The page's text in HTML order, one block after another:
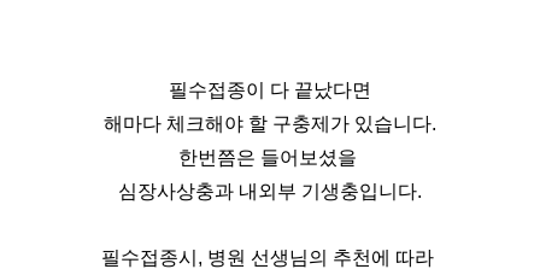
필수접종이 다 끝났다면
해마다 체크해야 할 구충제가 있습니다.
한번쯤은 들어보셨을
심장사상충과 내외부 기생충입니다.
필수접종시, 병원 선생님의 추천에 따라